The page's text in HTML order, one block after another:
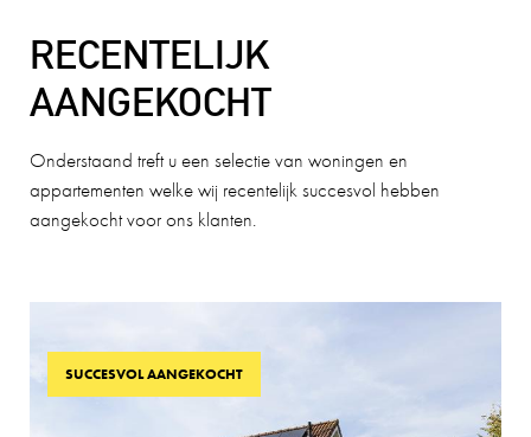
RECENTELIJK
AANGEKOCHT
Onderstaand treft u een selectie van woningen en
appartementen welke wij recentelijk succesvol hebben
aangekocht voor ons klanten.
SUCCESVOL AANGEKOCHT